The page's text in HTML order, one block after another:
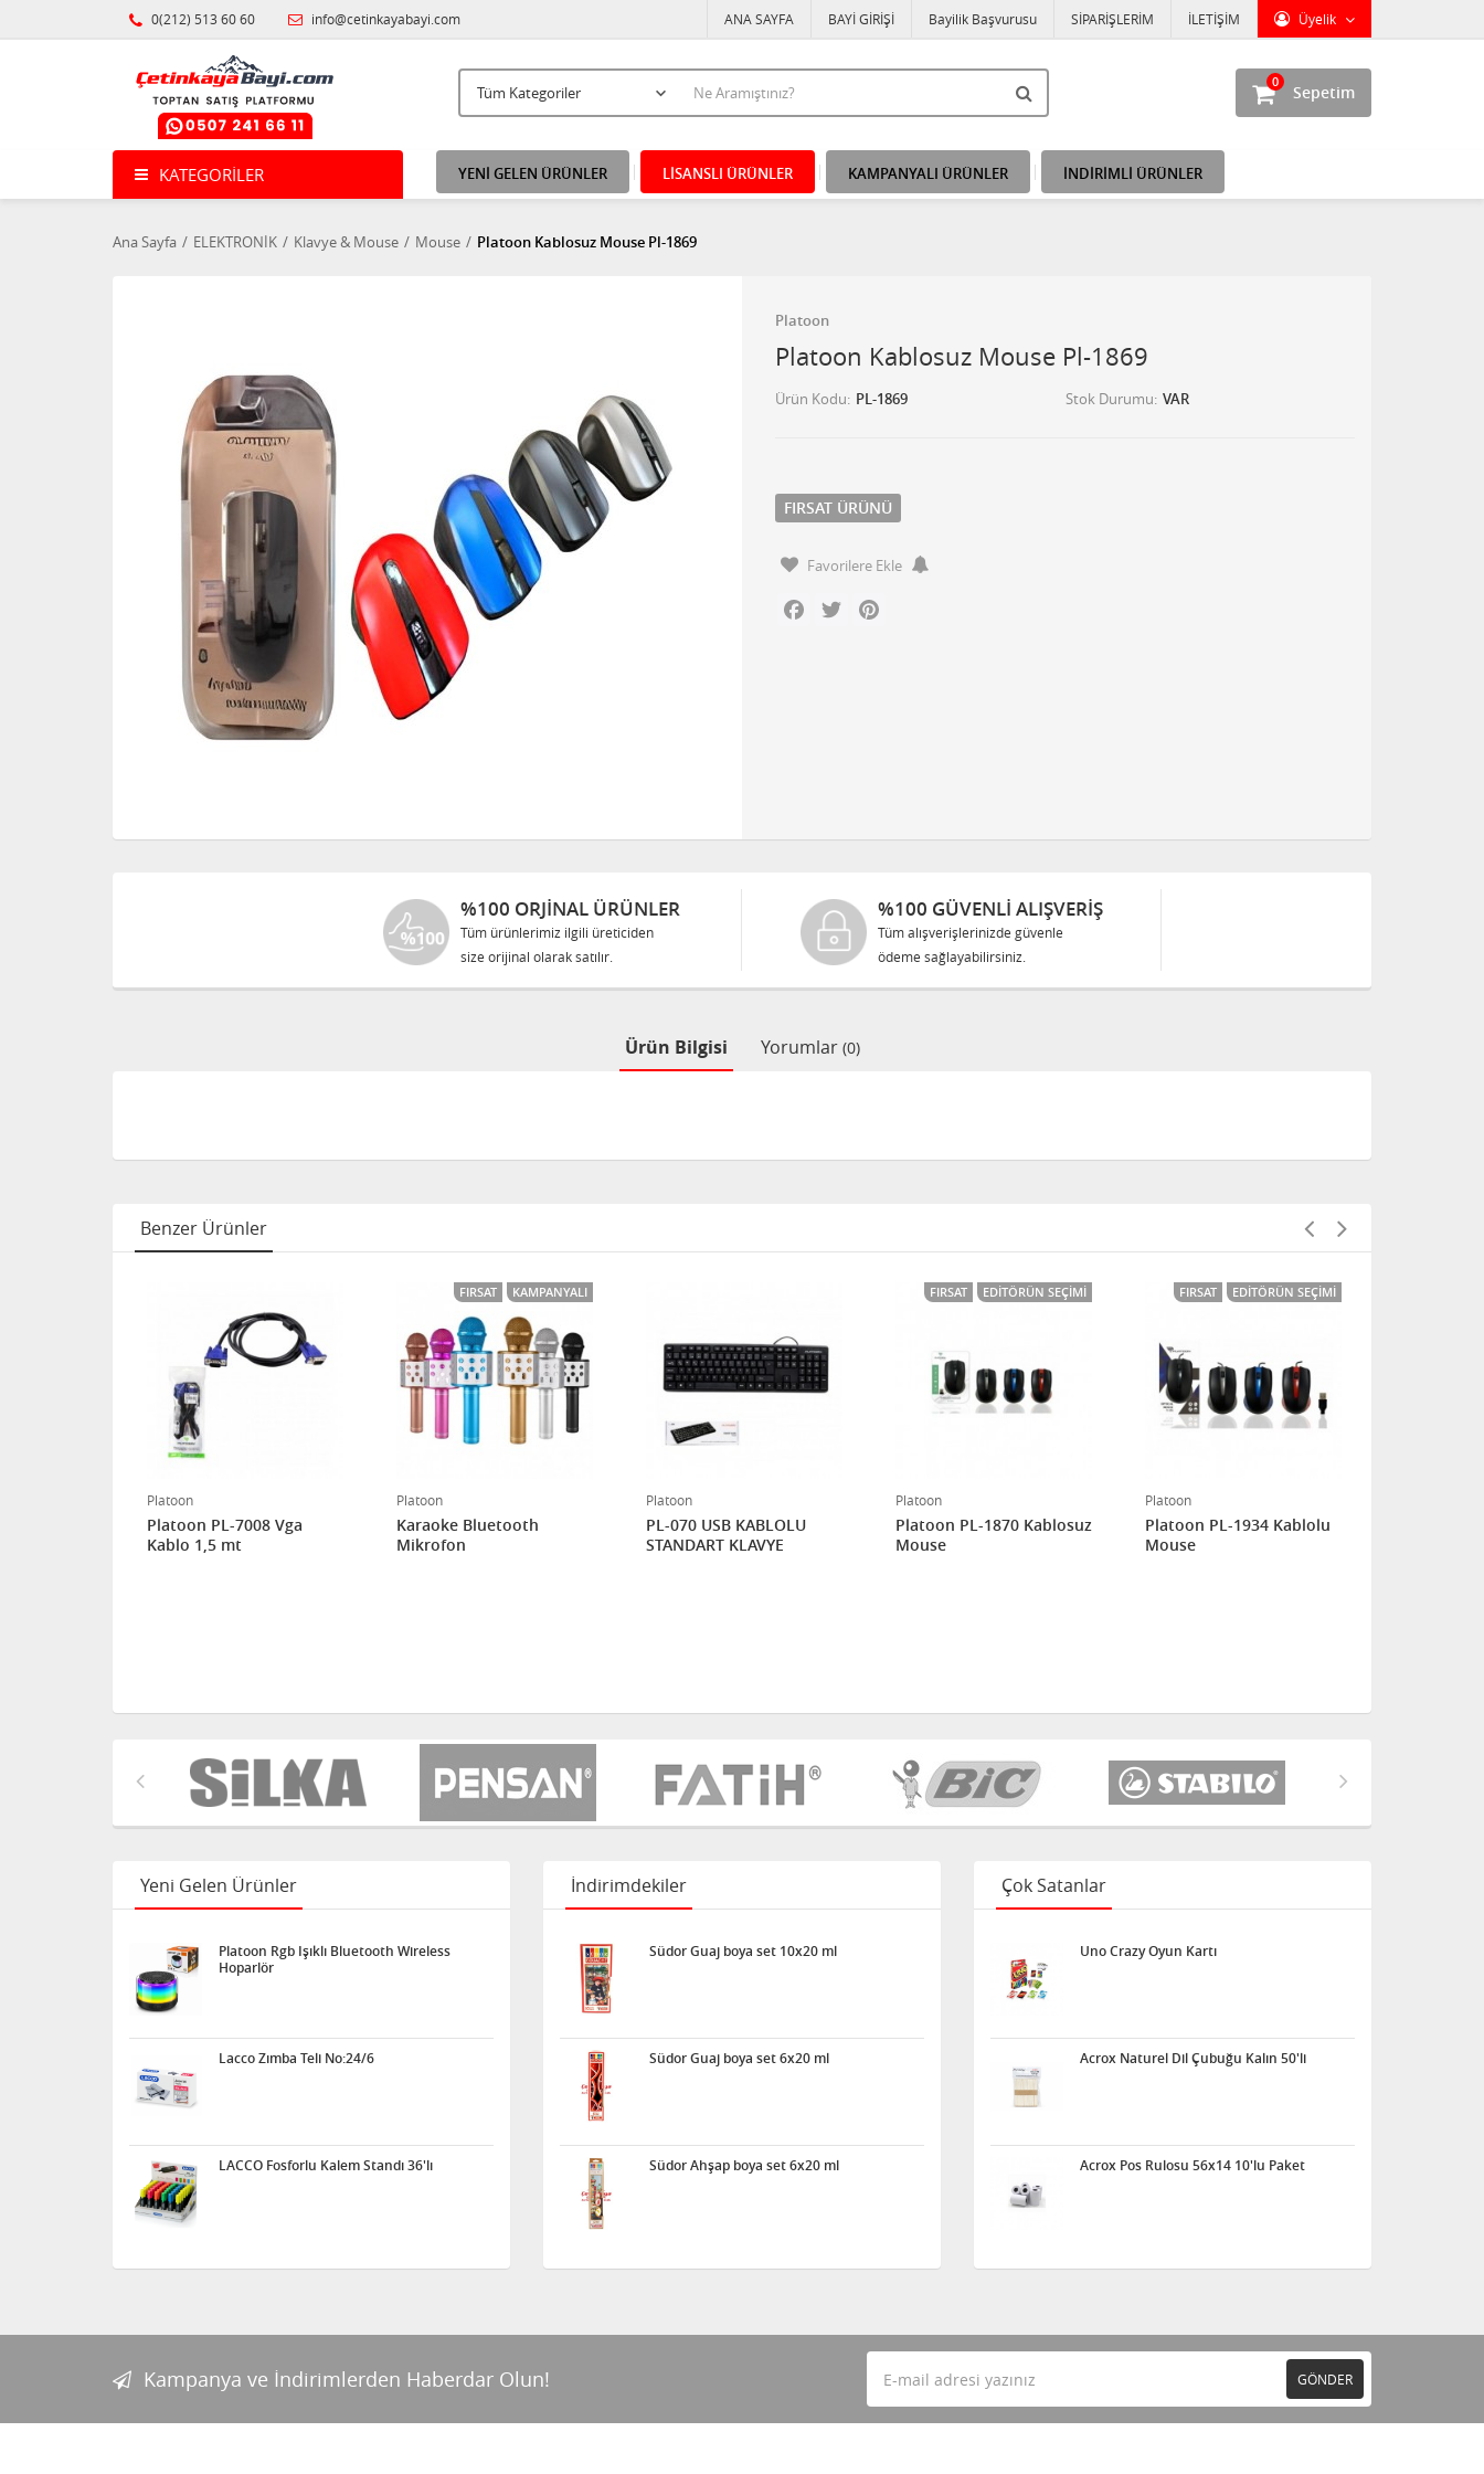
0(212) 513 60 60 info@cetinkayabayi.com Üyelik
ANA SAYFA BAYİ GİRİŞİ Bayilik Başvurusu SİPARİŞLERİM İLETİŞİM
Sepetim
0
KATEGORILER YENİ GELEN ÜRÜNLER LİSANSLI ÜRÜNLER KAMPANYALI ÜRÜNLER İNDİRİMLİ ÜRÜNLER
Ana Sayfa ELEKTRONİK Klavye & Mouse Mouse Platoon Kablosuz Mouse Pl-1869
Platoon
Platoon Kablosuz Mouse Pl-1869
Ürün Kodu PL-1869 Stok Durumu VAR
FIRSAT ÜRÜNÜ
Favorilere Ekle
Facebook
Twitter
%100 ORJINAL ÜRÜNLER
Tüm ürünlerimiz ilgili üreticiden
size orijinal olarak satılır.
%100 GÜVENLİ ALIŞVERİŞ
Tüm alışverişlerinizde güvenle
ödeme sağlayabilirsiniz.
Ürün Bilgisi Yorumlar (0)
Benzer Ürünler
Platoon
Platoon PL-7008 Vga
Kablo 1,5 mt
FIRSAT KAMPANYALI
Platoon
Karaoke Bluetooth
Mikrofon
Platoon
PL-070 USB KABLOLU
STANDART KLAVYE
FIRSAT EDITÖRÜN SEÇIMI
Platoon
Platoon PL-1870 Kablosuz
Mouse
FIRSAT EDITÖRÜN SEÇIMI
Platoon
Platoon PL-1934 Kablolu
Mouse
Yeni Gelen Ürünler
Platoon Rgb Işıklı Bluetooth Wireless
Hoparlör
Lacco Zımba Teli No:24/6
LACCO Fosforlu Kalem Standı 36'lı
İndirimdekiler
Südor Guaj boya set 10x20 ml
Südor Guaj boya set 6x20 ml
Südor Ahşap boya set 6x20 ml
Çok Satanlar
Uno Crazy Oyun Kartı
Acrox Naturel Dil Çubuğu Kalın 50'li
Acrox Pos Rulosu 56x14 10'lu Paket
Kampanya ve İndirimlerden Haberdar Olun! GÖNDER